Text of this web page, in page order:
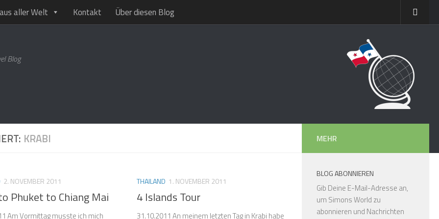
aller Welt Kontakt Über diesen Blog
Blog
KRABI
2. NOVEMBER 2011
Phuket to Chiang Mai
Am Vormittag musste ich mich
THAILAND 1. NOVEMBER 2011
4 Islands Tour
31.10.2011 An meinem letzten Tag in Krabi habe
MEHR
BLOG ABONNIEREN
Gib Deine E-Mail-Adresse an,
um Simons World zu
abonnieren und Nachrichten